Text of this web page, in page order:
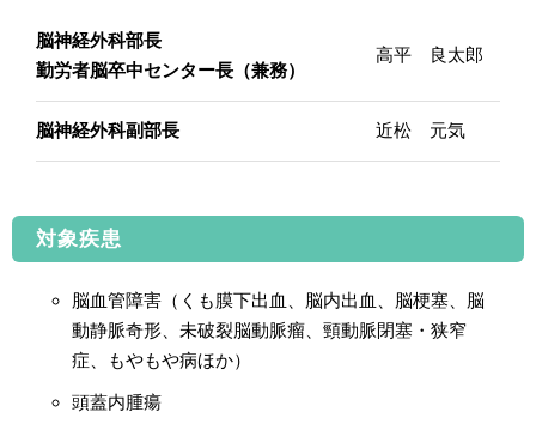
脳神経外科部長
勤労者脳卒中センター長（兼務）
高平 良太郎
脳神経外科副部長 近松 元気
対象疾患
脳血管障害（くも膜下出血、脳内出血、脳梗塞、脳
動静脈奇形、未破裂脳動脈瘤、頸動脈閉塞・狭窄
症、もやもや病ほか）
頭蓋内腫瘍